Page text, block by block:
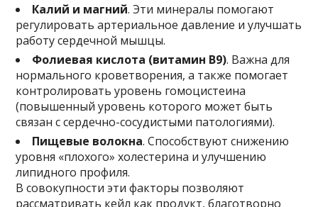
Калий и магний. Эти минералы помогают
регулировать артериальное давление и улучшать
работу сердечной мышцы.
Фолиевая кислота (витамин B9). Важна для
нормального кроветворения, а также помогает
контролировать уровень гомоцистеина
(повышенный уровень которого может быть
связан с сердечно-сосудистыми патологиями).
Пищевые волокна. Способствуют снижению
уровня «плохого» холестерина и улучшению
липидного профиля.
В совокупности эти факторы позволяют
рассматривать кейл как продукт, благотворно